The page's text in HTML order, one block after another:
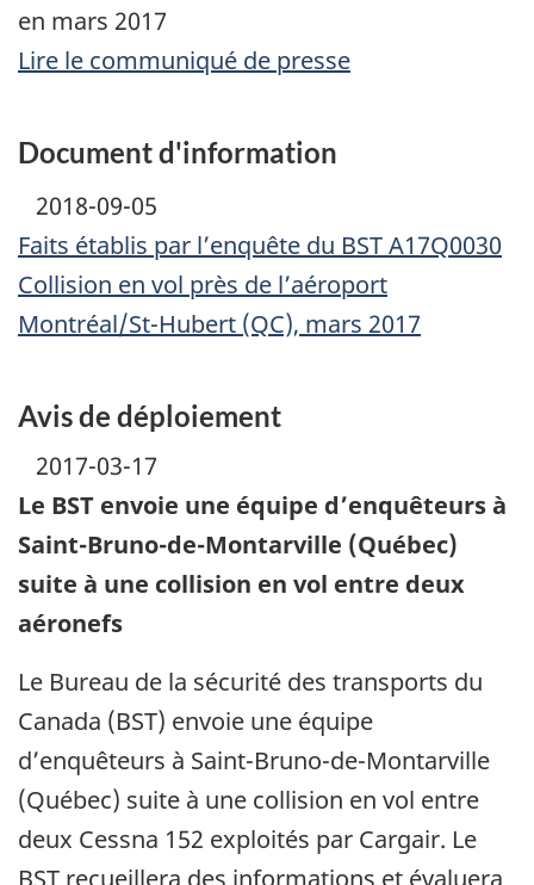
en mars 2017
Lire le communiqué de presse
Document d'information
2018-09-05
Faits établis par l’enquête du BST A17Q0030
Collision en vol près de l’aéroport
Montréal/St-Hubert (QC), mars 2017
Avis de déploiement
2017-03-17
Le BST envoie une équipe d’enquêteurs à
Saint-Bruno-de-Montarville (Québec)
suite à une collision en vol entre deux
aéronefs
Le Bureau de la sécurité des transports du
Canada (BST) envoie une équipe
d’enquêteurs à Saint-Bruno-de-Montarville
(Québec) suite à une collision en vol entre
deux Cessna 152 exploités par Cargair. Le
BST recueillera des informations et évaluera